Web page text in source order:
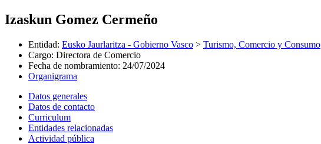
Izaskun Gomez Cermeño
Entidad: Eusko Jaurlaritza - Gobierno Vasco > Turismo, Comercio y Consumo
Cargo: Directora de Comercio
Fecha de nombramiento: 24/07/2024
Organigrama
Datos generales
Datos de contacto
Curriculum
Entidades relacionadas
Actividad pública